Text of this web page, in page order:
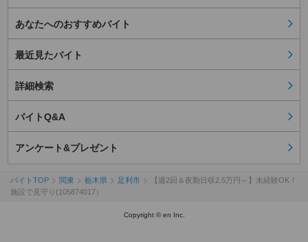
あなたへのおすすめバイト
最近見たバイト
詳細検索
バイトQ&A
アンケート&プレゼント
バイトTOP 関東 栃木県 足利市
【週2回＆夜勤日収2.5万円～】未経験OK！
施設で見守り(105874017）
Copyright © en Inc.